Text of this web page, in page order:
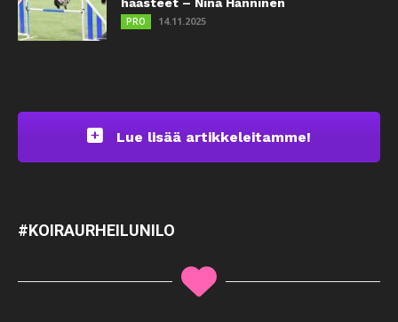
PRO 14.11.2025
Lue lisää artikkeleitamme!
#KOIRAURHEILUNILO